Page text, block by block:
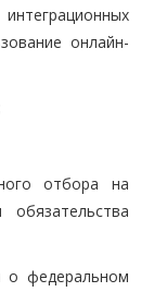
онлайн-
отбора на
о федеральном